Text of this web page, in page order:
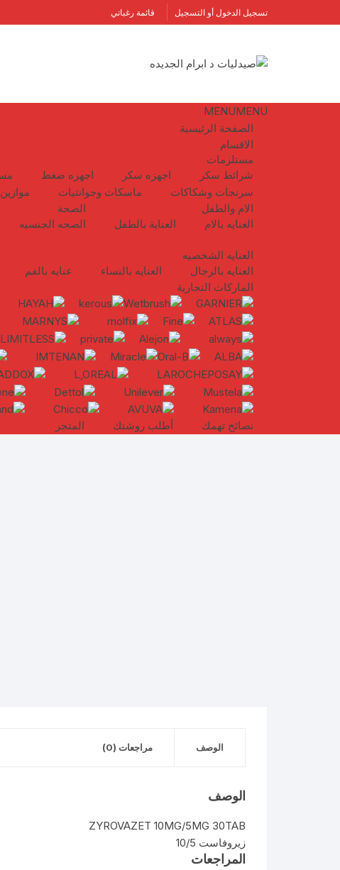
إلى
تسجيل الدخول أو التسجيل قائمة رغباتي
MENUMENU
الصفحة الرئيسية
الاقسام
مستلزمات
شرائط سكر
اجهزه سكر اجهزه ضغط
سرنجات وشكاكات
ماسكات وجوانتيات
موازين
الام والطفل
العنايه بالام
العناية بالطفل
الصحة
الصحه الجنسيه
العنايه الشخصيه
العنايه بالرجال
العنايه بالنساء عنايه بالفم
الماركات التجارية
نصائح تهمك أطلب روشتك المتجر
الوصف مراجعات (0)
الوصف
ZYROVAZET 10MG/5MG 30TAB
زيروفاست 10/5
المراجعات